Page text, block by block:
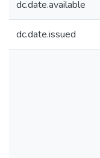
dc.date.available
dc.date.issued